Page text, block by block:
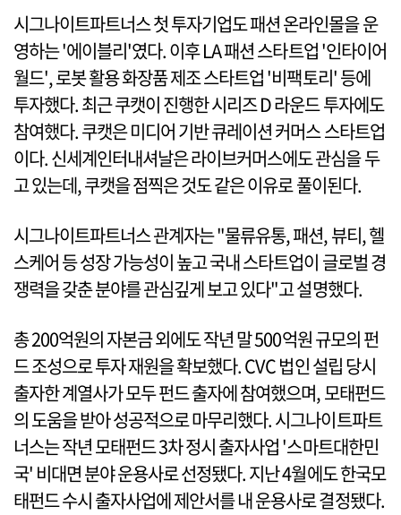
시그나이트파트너스 첫 투자기업도 패션 온라인몰을 운
영하는 '에이블리'였다. 이후 LA 패션 스타트업 '인타이어
월드', 로봇 활용 화장품 제조 스타트업 '비팩토리' 등에
투자했다. 최근 쿠캣이 진행한 시리즈 D 라운드 투자에도
참여했다. 쿠캣은 미디어 기반 큐레이션 커머스 스타트업
이다. 신세계인터내셔날은 라이브커머스에도 관심을 두
고 있는데, 쿠캣을 점찍은 것도 같은 이유로 풀이된다.
시그나이트파트너스 관계자는 "물류유통, 패션, 뷰티, 헬
스케어 등 성장 가능성이 높고 국내 스타트업이 글로벌 경
쟁력을 갖춘 분야를 관심깊게 보고 있다"고 설명했다.
총 200억원의 자본금 외에도 작년 말 500억원 규모의 펀
드 조성으로 투자 재원을 확보했다. CVC 법인 설립 당시
출자한 계열사가 모두 펀드 출자에 참여했으며, 모태펀드
의 도움을 받아 성공적으로 마무리했다. 시그나이트파트
너스는 작년 모태펀드 3차 정시 출자사업 '스마트대한민
국' 비대면 분야 운용사로 선정됐다. 지난 4월에도 한국모
태펀드 수시 출자사업에 제안서를 내 운용사로 결정됐다.